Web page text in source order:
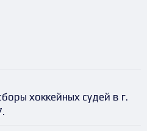
хоккейных судей в г.